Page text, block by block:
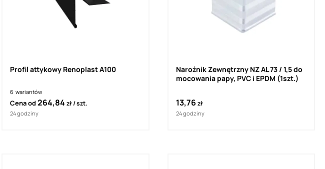
Profil attykowy Renoplast A100
6 wariantów
Cena od264,84zł szt.
24 godziny
Narożnik Zewnętrzny NZ AL 73 / 1,5 do
mocowania papy, PVC i EPDM (1szt.)
13,76 zł
24 godziny